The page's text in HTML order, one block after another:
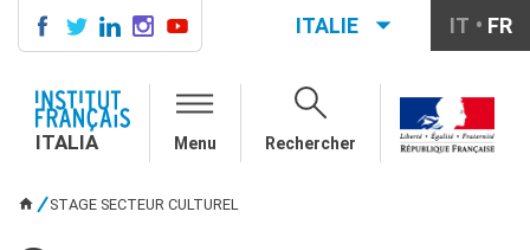
COURS DE FRANÇAIS
LE MONDE SCOLAIRE
ITALIE IT FR
ITALIA Menu Rechercher
STAGE SECTEUR CULTUREL